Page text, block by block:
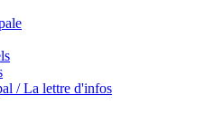
/ La lettre d'infos